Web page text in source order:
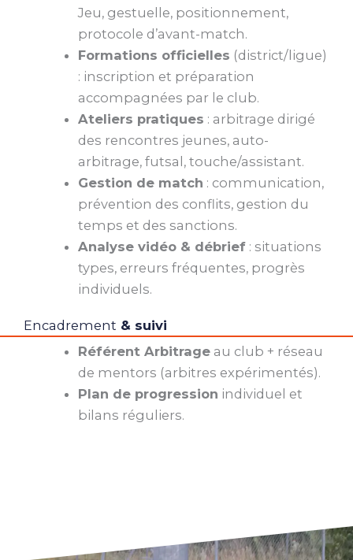
Jeu, gestuelle, positionnement,
protocole d’avant-match.
Formations officielles (district/ligue)
: inscription et préparation
accompagnées par le club.
Ateliers pratiques : arbitrage dirigé
des rencontres jeunes, auto-
arbitrage, futsal, touche/assistant.
Gestion de match : communication,
prévention des conflits, gestion du
temps et des sanctions.
Analyse vidéo & débrief : situations
types, erreurs fréquentes, progrès
individuels.
Encadrement & suivi
Référent Arbitrage au club + réseau
de mentors (arbitres expérimentés).
Plan de progression individuel et
bilans réguliers.